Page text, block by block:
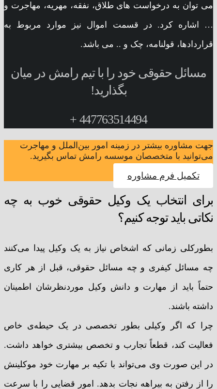
می توان به درخواست های طلاق، نفقه، مهریه، مهاجرت و
… اشاره کرد. در قسمت اموال نیز موارد مربوط به
قراردادها، قولنامه، چک و .. می باشد.
مسائل حقوقی خود را با تیم رامش در میان
بگذارید!
447763514494 +
جهت مشاوره بیشتر در زمینه امور بین‌الملل و مهاجرت
می‌توانید با متخصصان موسسه رامش تماس بگیرید.
تکمیل فرم مشاوره
برای انتخاب یک وکیل حقوقی خوب به چه
نکاتی باید توجه کنیم؟
بطورکلی زمانی که اشخاص نیاز به یک وکیل پیدا می‌کنند
چه مسائل کیفری و چه مسائل حقوقی، قبل از هر کاری
حتماً باید از مهارت و دانش وکیل موردنظرشان اطمینان
داشته باشند.
چرا که اگر وکیلی بطور تخصصی در یک حیطه‌ی خاص
فعالیت کند، قطعاً تجارب و تخصص بیشتری خواهد داشت.
در این صورت وی می‌تواند با تکیه بر مهارت خود موکلینش
را از رفتن به بیراهه نجات بدهد. امور قضایی را با سرعت